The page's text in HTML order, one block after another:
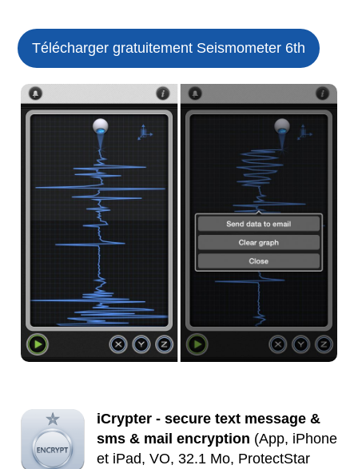
Télécharger gratuitement Seismometer 6th
iCrypter - secure text message &
sms & mail encryption (App, iPhone
et iPad, VO, 32.1 Mo, ProtectStar